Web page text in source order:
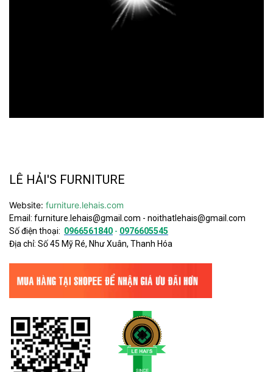
LÊ HẢI'S FURNITURE
Website: furniture.lehais.com
Email: furniture.lehais@gmail.com - noithatlehais@gmail.com
Số điện thoại: 0966561840 - 0976605545
Địa chỉ: Số 45 Mỹ Ré, Như Xuân, Thanh Hóa